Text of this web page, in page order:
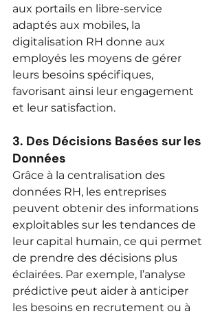
aux portails en libre-service
adaptés aux mobiles, la
digitalisation RH donne aux
employés les moyens de gérer
leurs besoins spécifiques,
favorisant ainsi leur engagement
et leur satisfaction.
3. Des Décisions Basées sur les
Données
Grâce à la centralisation des
données RH, les entreprises
peuvent obtenir des informations
exploitables sur les tendances de
leur capital humain, ce qui permet
de prendre des décisions plus
éclairées. Par exemple, l’analyse
prédictive peut aider à anticiper
les besoins en recrutement ou à